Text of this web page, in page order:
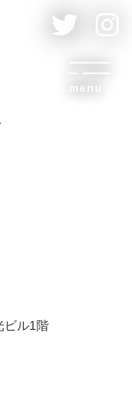
menu
ビル1階